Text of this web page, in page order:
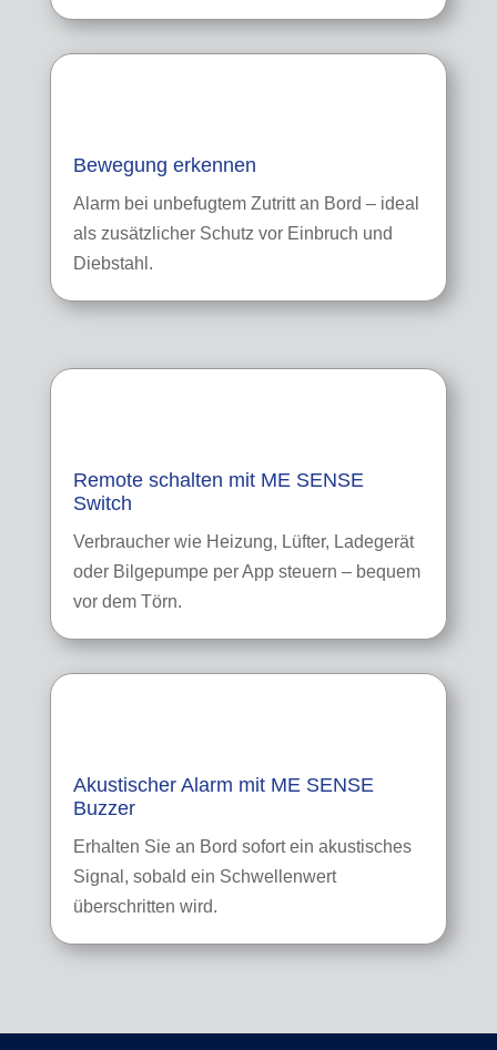
Bewegung erkennen
Alarm bei unbefugtem Zutritt an Bord – ideal
als zusätzlicher Schutz vor Einbruch und
Diebstahl.
Remote schalten mit ME SENSE
Switch
Verbraucher wie Heizung, Lüfter, Ladegerät
oder Bilgepumpe per App steuern – bequem
vor dem Törn.
Akustischer Alarm mit ME SENSE
Buzzer
Erhalten Sie an Bord sofort ein akustisches
Signal, sobald ein Schwellenwert
überschritten wird.